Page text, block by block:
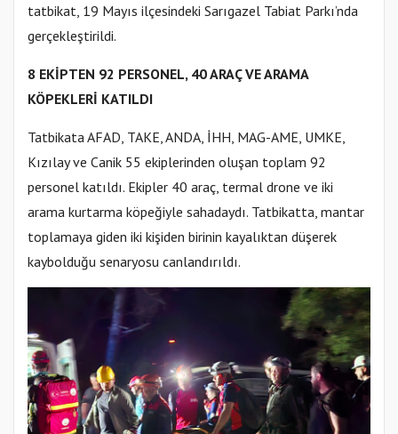
tatbikat, 19 Mayıs ilçesindeki Sarıgazel Tabiat Parkı’nda
gerçekleştirildi.
8 EKİPTEN 92 PERSONEL, 40 ARAÇ VE ARAMA
KÖPEKLERİ KATILDI
Tatbikata AFAD, TAKE, ANDA, İHH, MAG-AME, UMKE,
Kızılay ve Canik 55 ekiplerinden oluşan toplam 92
personel katıldı. Ekipler 40 araç, termal drone ve iki
arama kurtarma köpeğiyle sahadaydı. Tatbikatta, mantar
toplamaya giden iki kişiden birinin kayalıktan düşerek
kaybolduğu senaryosu canlandırıldı.